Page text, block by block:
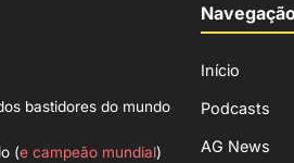
bastidores do mundo
(e campeão mundial)
Início
Podcasts
AG News